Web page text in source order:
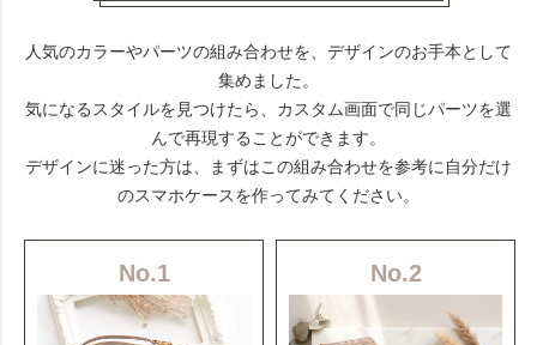
人気のカラーやパーツの組み合わせを、デザインのお手本として
集めました。
気になるスタイルを見つけたら、カスタム画面で同じパーツを選
んで再現することができます。
デザインに迷った方は、まずはこの組み合わせを参考に自分だけ
のスマホケースを作ってみてください。
No.1 No.2